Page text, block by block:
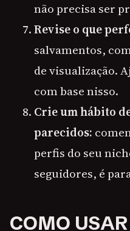
não precisa ser
Revise o que
salvamentos,
de visualização.
com base nisso.
Crie um hábito
parecidos:
perfis do seu
seguidores, é
COMO